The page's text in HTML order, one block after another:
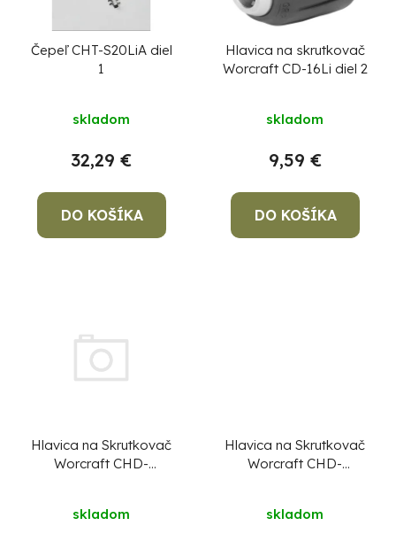
Čepeľ CHT-S20LiA diel
1
skladom
32,29 €
DO KOŠÍKA
Hlavica na skrutkovač
Worcraft CD-16Li diel 2
skladom
9,59 €
DO KOŠÍKA
Hlavica na Skrutkovač
Worcraft CHD-
skladom
Hlavica na Skrutkovač
Worcraft CHD-
skladom